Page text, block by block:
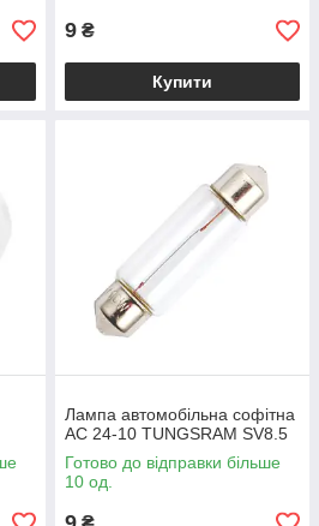
9 ₴
Купити
Лампа автомобільна софітна
АС 24-10 TUNGSRAM SV8.5
Готово до відправки більше
10 од.